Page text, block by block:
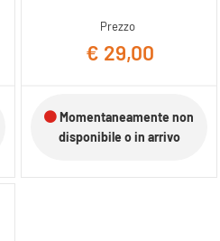
Prezzo
€ 29,00
Momentaneamente non
disponibile o in arrivo